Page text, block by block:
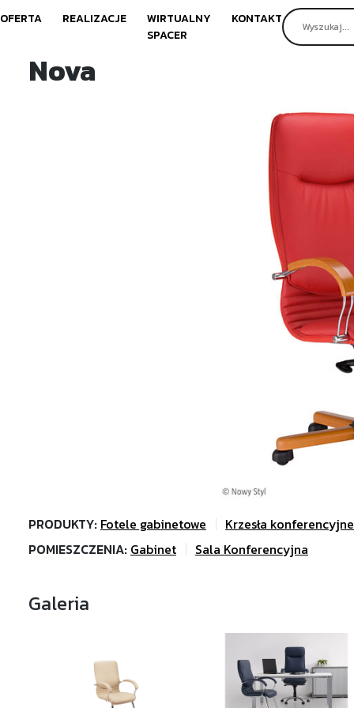
OFERTA REALIZACJE
WIRTUALNY
SPACER
KONTAKT
Nova
PRODUKTY: Fotele gabinetowe
Krzesła konferencyjne
POMIESZCZENIA: Gabinet Sala Konferencyjna
Galeria